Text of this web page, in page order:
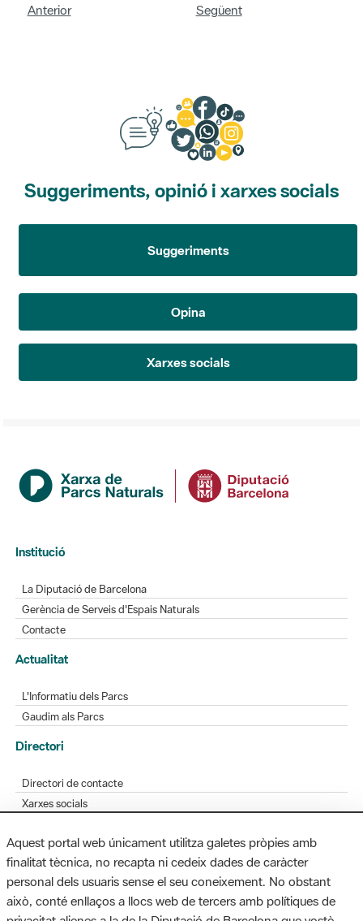
Anterior Següent
Suggeriments, opinió i xarxes socials
Suggeriments
Opina
Xarxes socials
Institució
La Diputació de Barcelona
Gerència de Serveis d'Espais Naturals
Contacte
Actualitat
L'Informatiu dels Parcs
Gaudim als Parcs
Directori
Directori de contacte
Xarxes socials
Bústia de suggeriments
Opineu sobre els parcs
Aquest portal web únicament utilitza galetes pròpies amb
finalitat tècnica, no recapta ni cedeix dades de caràcter
personal dels usuaris sense el seu coneixement. No obstant
això, conté enllaços a llocs web de tercers amb polítiques de